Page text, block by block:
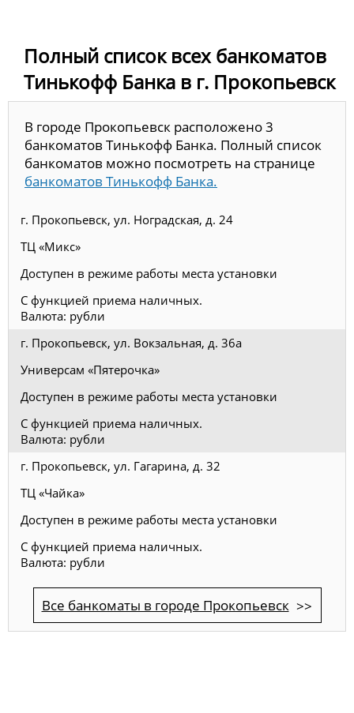
Полный список всех банкоматов
Тинькофф Банка в г. Прокопьевск
В городе Прокопьевск расположено 3
банкоматов Тинькофф Банка. Полный список
банкоматов можно посмотреть на странице
банкоматов Тинькофф Банка.
г. Прокопьевск, ул. Ноградская, д. 24
ТЦ «Микс»
Доступен в режиме работы места установки
С функцией приема наличных.
Валюта: рубли
г. Прокопьевск, ул. Вокзальная, д. 36а
Универсам «Пятерочка»
Доступен в режиме работы места установки
С функцией приема наличных.
Валюта: рубли
г. Прокопьевск, ул. Гагарина, д. 32
ТЦ «Чайка»
Доступен в режиме работы места установки
С функцией приема наличных.
Валюта: рубли
Все банкоматы в городе Прокопьевск